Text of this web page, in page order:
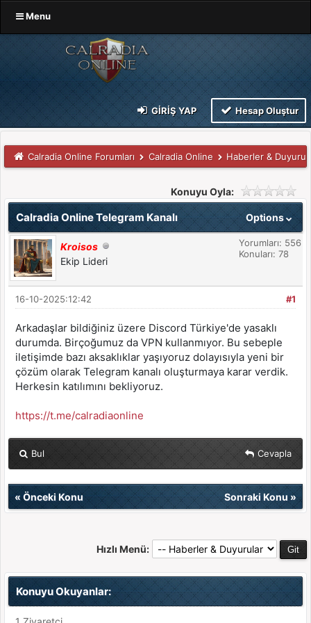
Menu
GIRIŞ YAP Hesap Oluştur
Calradia Online Forumları Calradia Online Haberler &
Konuyu Oyla:
Options
Calradia Online Telegram Kanalı
Kroisos
Ekip Lideri
Yorumları: 556
Konuları: 78
#1
16-10-2025:12:42
Arkadaşlar bildiğiniz üzere Discord Türkiye'de yasaklı
durumda. Birçoğumuz da VPN kullanmıyor. Bu sebeple
iletişimde bazı aksaklıklar yaşıyoruz dolayısıyla yeni bir
çözüm olarak Telegram kanalı oluşturmaya karar verdik.
Herkesin katılımını bekliyoruz.
https://t.me/calradiaonline
Bul Cevapla
« Önceki Konu Sonraki Konu»
Hızlı Menü:
Konuyu Okuyanlar: